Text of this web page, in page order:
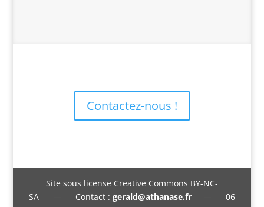
Contactez-nous !
Site sous license Creative Commons BY-NC-
SA — Contact : gerald@athanase.fr— 06